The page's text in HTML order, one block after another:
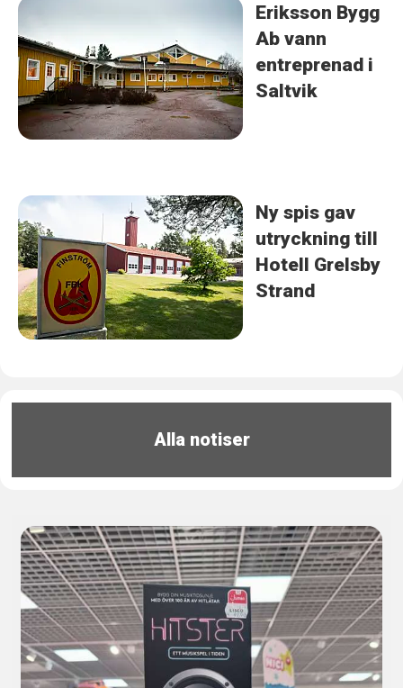
Eriksson Bygg
Ab vann
entreprenad i
Saltvik
Ny spis gav
utryckning till
Hotell Grelsby
Strand
Alla notiser